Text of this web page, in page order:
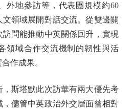
外地參訪等，代表團規模約60
文領域展開對話交流。從雙邊關
問能推動中英關係回升，實現
領域合作交流機制的韌性與活
作成果。
斯塔默此次訪華有兩大優先考
儘管中英政治外交層面曾相對